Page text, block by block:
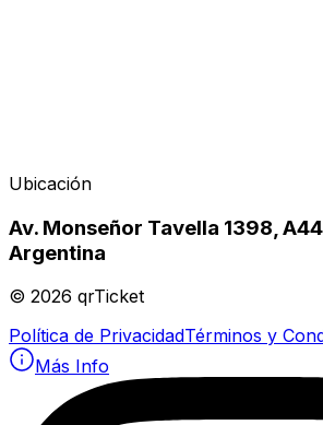
Ubicación
Av. Monseñor Tavella 1398,
Argentina
© 2026 qrTicket
Política de PrivacidadTérminos y
Más Info